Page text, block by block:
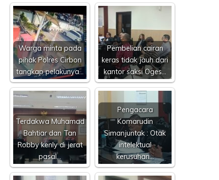
Warga minta pada
pihak Polres Cirbon
tangkap pelakunya…
Pembelian cairan
keras tidak jauh dari
kantor saksi Oges…
Terdakwa Muhamad
Bahtiar dan Tan
Robby kenly di jerat
pasal…
Pengacara
Komarudin
Simanjuntak : Otak
intelektual
kerusuhan…